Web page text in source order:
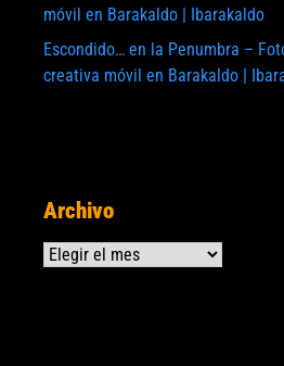
móvil en Barakaldo | Ibarakaldo
Escondido… en la Penumbra –
creativa móvil en Barakaldo |
Archivo
Archivos